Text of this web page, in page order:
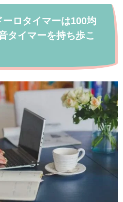
ーロタイマーは100均
タイマーを持ち歩こ